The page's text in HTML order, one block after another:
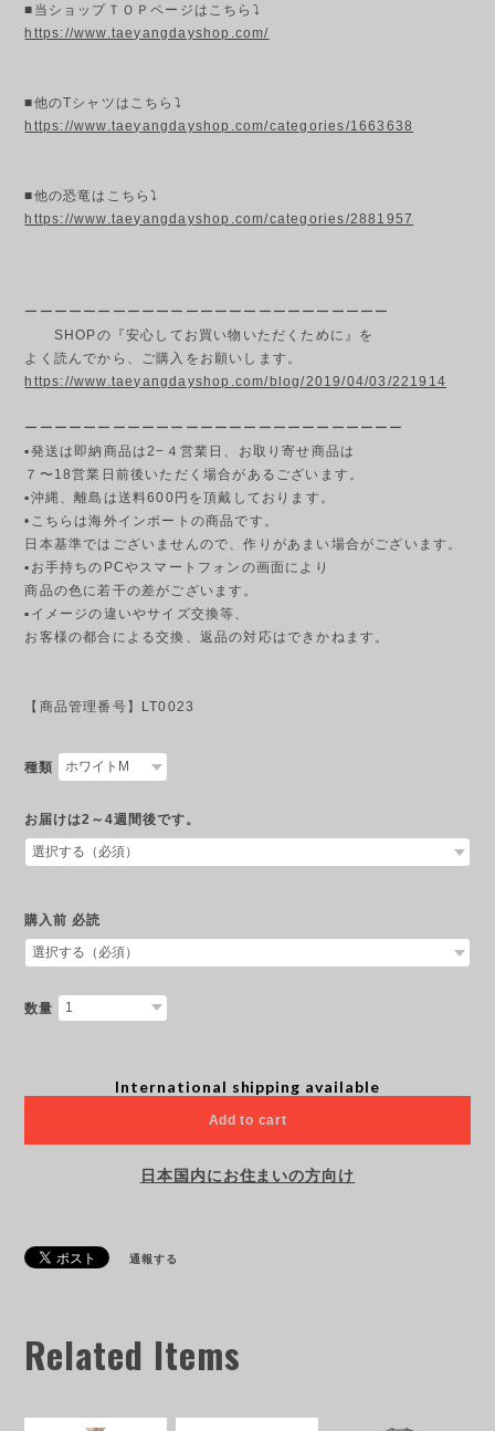
■当ショップＴＯＰページはこちら⤵
https://www.taeyangdayshop.com/
■他のTシャツはこちら⤵
https://www.taeyangdayshop.com/categories/1663638
■他の恐竜はこちら⤵
https://www.taeyangdayshop.com/categories/2881957
ーーーーーーーーーーーーーーーーーーーーーーーーー
SHOPの『安心してお買い物いただくために』を
よく読んでから、ご購入をお願いします。
https://www.taeyangdayshop.com/blog/2019/04/03/221914
ーーーーーーーーーーーーーーーーーーーーーーーーーー
▪発送は即納商品は2−４営業日、お取り寄せ商品は
７〜18営業日前後いただく場合があるございます。
▪︎沖縄、離島は送料600円を頂戴しております。
•こちらは海外インポートの商品です。
日本基準ではございませんので、作りがあまい場合がございます。
▪︎お手持ちのPCやスマートフォンの画面により
商品の色に若干の差がございます。
▪︎イメージの違いやサイズ交換等、
お客様の都合による交換、返品の対応はできかねます。
【商品管理番号】LT0023
種類
お届けは2～4週間後です。
購入前 必読
数量
International shipping available
Add to cart
日本国内にお住まいの方向け
通報する
Related Items